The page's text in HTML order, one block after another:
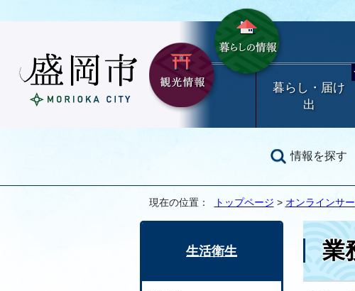
暮らし・届け
出
情報を探す
現在の位置： トップページ > オンラインサ
業
生活衛生